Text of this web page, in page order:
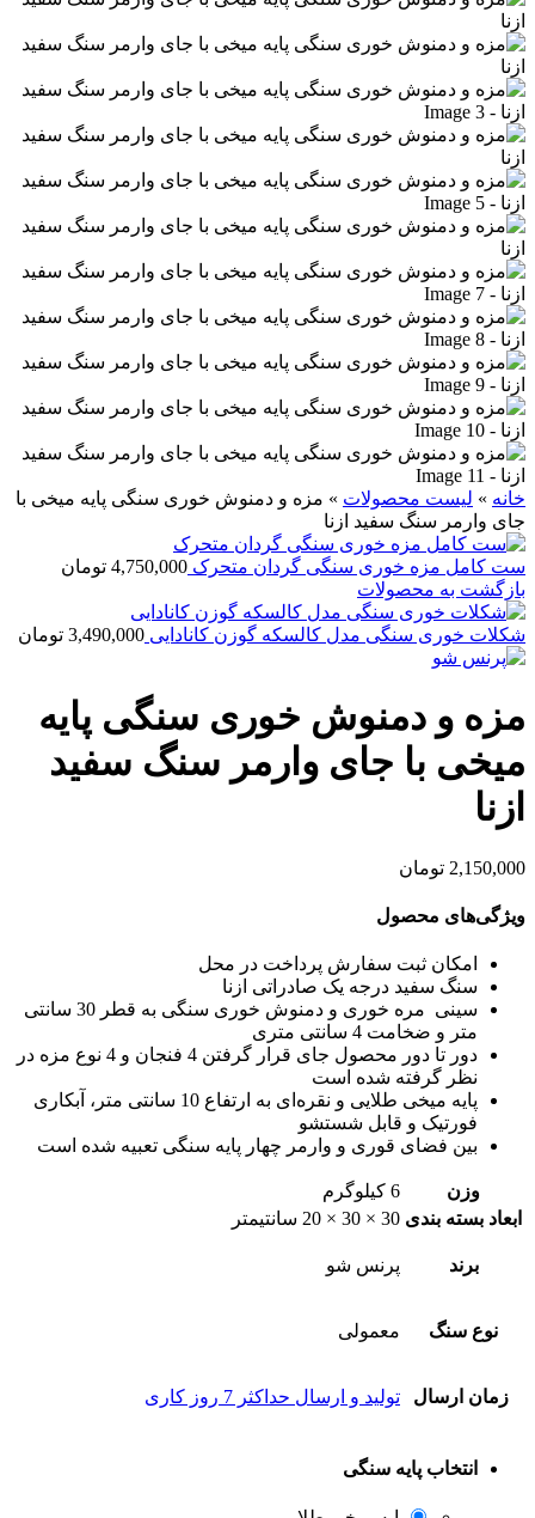
خانه » لیست محصولات » مزه و دمنوش خوری سنگی پایه میخی با
جای وارمر سنگ سفید ازنا
ست کامل مزه خوری سنگی گردان متحرک 4,750,000 تومان
بازگشت به محصولات
شکلات خوری سنگی مدل کالسکه گوزن کانادایی 3,490,000 تومان
مزه و دمنوش خوری سنگی پایه
میخی با جای وارمر سنگ سفید
ازنا
2,150,000 تومان
ویژگی‌های محصول
امکان ثبت سفارش پرداخت در محل
سنگ سفید درجه یک صادراتی ازنا
سینی مره خوری و دمنوش خوری سنگی به قطر 30 سانتی
متر و ضخامت 4 سانتی متری
دور تا دور محصول جای قرار گرفتن 4 فنجان و 4 نوع مزه در
نظر گرفته شده است
پایه میخی طلایی و نقره‌ای به ارتفاع 10 سانتی متر، آبکاری
فورتیک و قابل شستشو
بین فضای قوری و وارمر چهار پایه سنگی تعبیه شده است
وزن
6 کیلوگرم
ابعاد بسته بندی 30 × 30 × 20 سانتیمتر
برند پرنس شو
نوع سنگ معمولی
زمان ارسال تولید و ارسال حداکثر 7 روز کاری
انتخاب پایه سنگی